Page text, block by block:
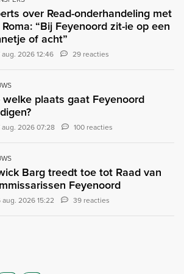
over Read-onderhandeling met
“Bij Feyenoord zit-ie op een
of acht”
aug. 2026 12:46 29 reacties
welke plaats gaat Feyenoord
aug. 2026 07:28 100 reacties
Barg treedt toe tot Raad van
Feyenoord
aug. 2026 15:22 39 reacties